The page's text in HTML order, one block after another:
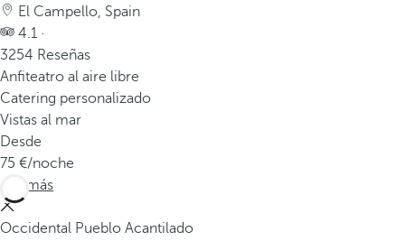
El Campello, Spain
4.1 ·
3254 Reseñas
Anfiteatro al aire libre
Catering personalizado
Vistas al mar
Desde
75
/noche
Ver más
Occidental Pueblo Acantilado